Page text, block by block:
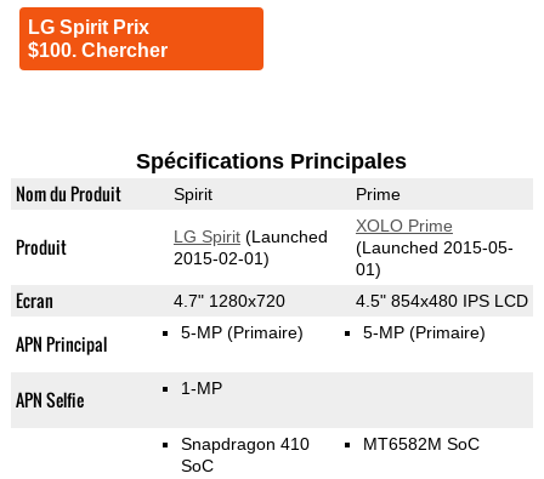
LG Spirit Prix
$100. Chercher
Spécifications Principales
Nom du Produit Spirit Prime
Produit LG Spirit(Launched
2015-02-01)
XOLO Prime
(Launched 2015-05-
01)
Ecran 4.7" 1280x720 4.5" 854x480 IPS LCD
APN Principal 5-MP (Primaire) 5-MP (Primaire)
APN Selfie 1-MP
Snapdragon 410
SoC
MT6582M SoC